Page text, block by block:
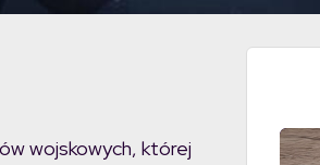
wojskowych, której